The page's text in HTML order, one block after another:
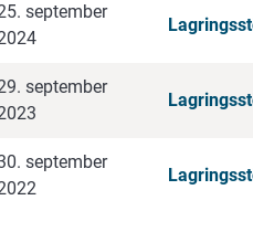
september
september
september